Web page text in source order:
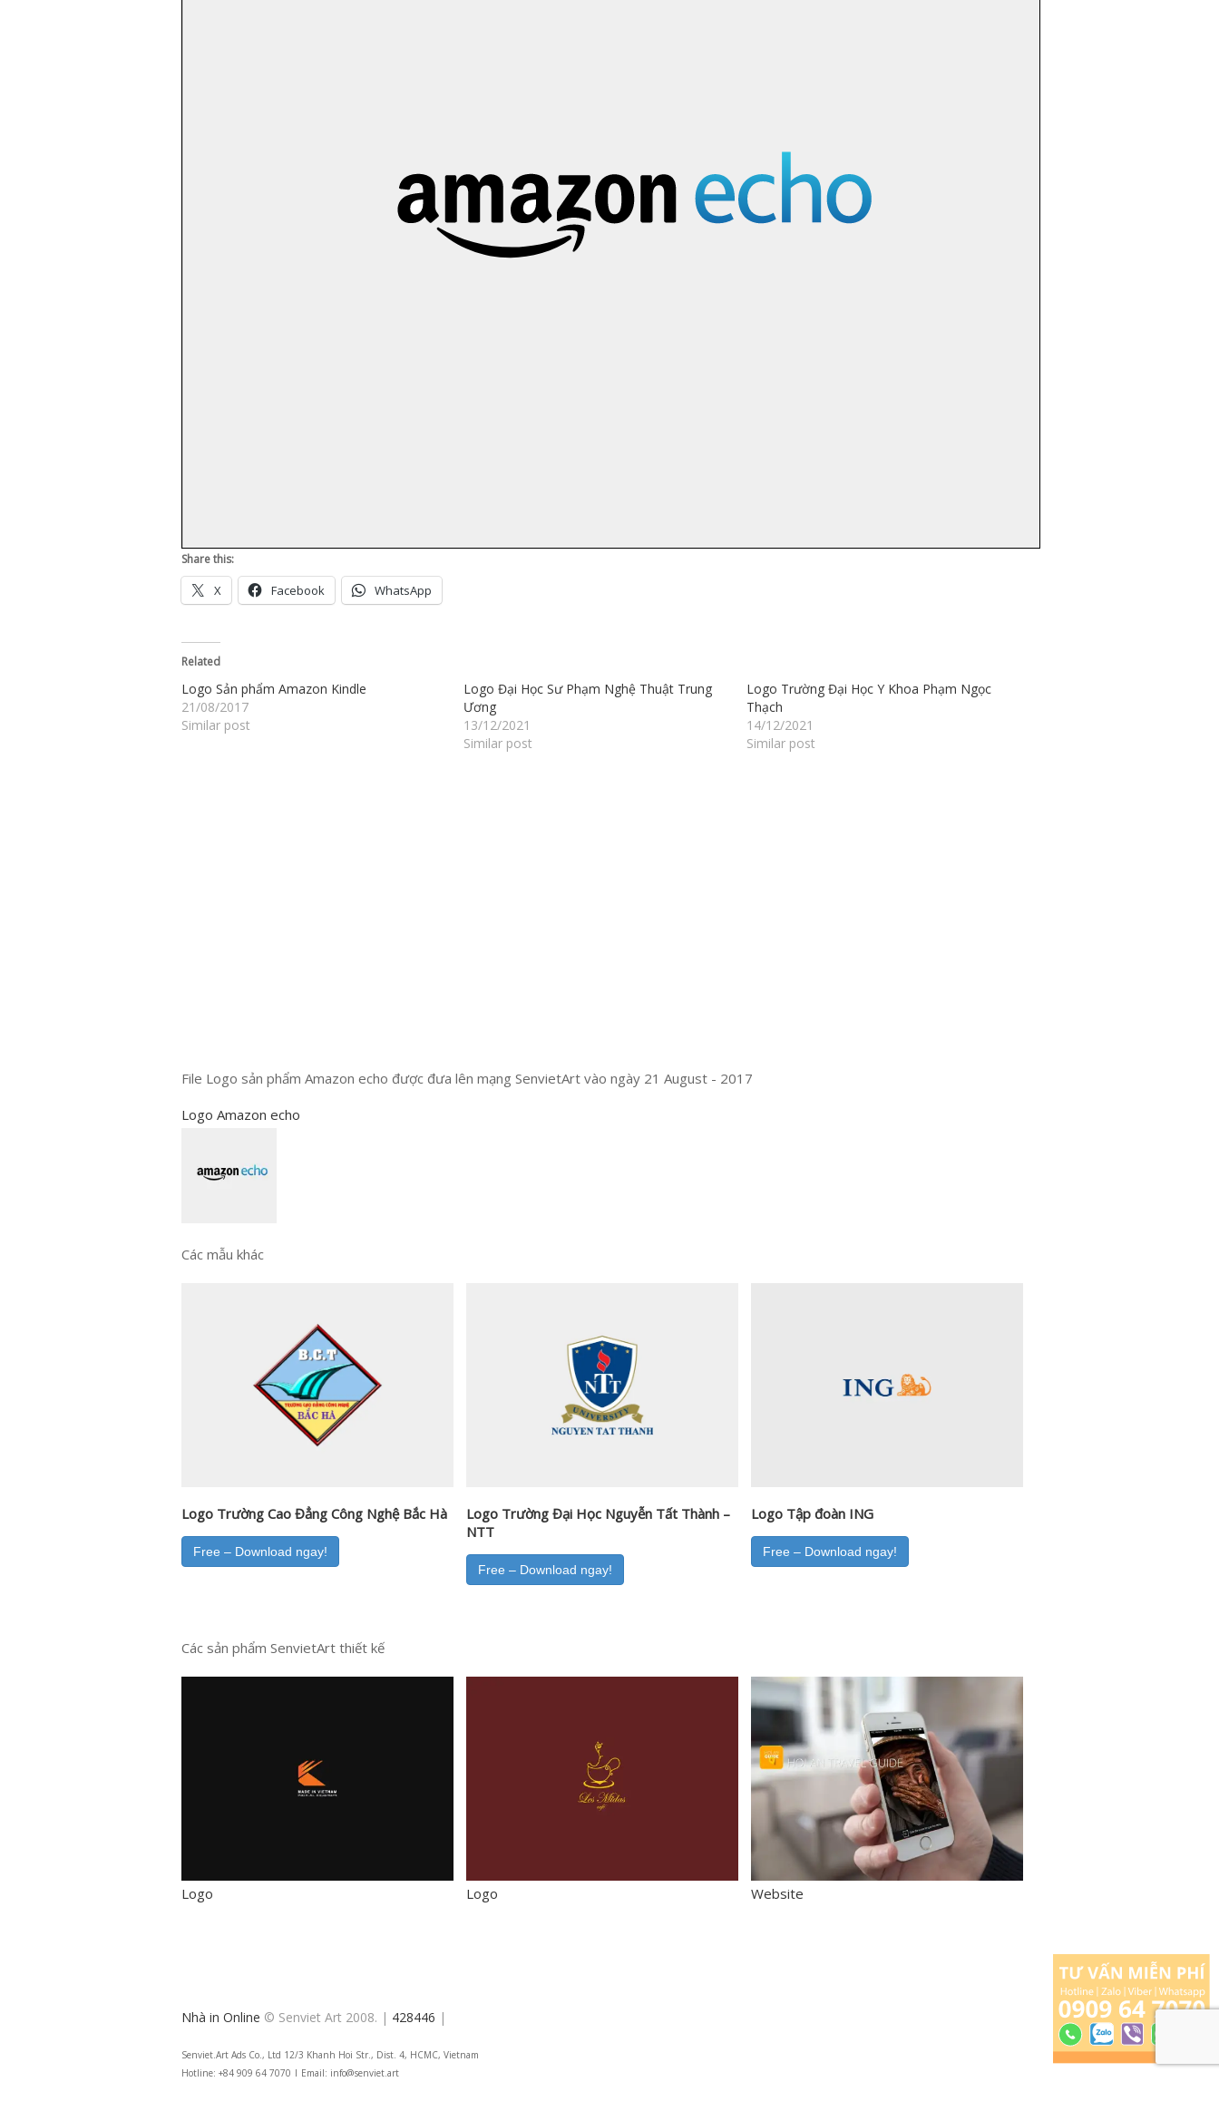
Share this:
X Facebook WhatsApp
Related
Logo Sản phẩm Amazon Kindle
21/08/2017
Similar post
Logo Đại Học Sư Phạm Nghệ Thuật Trung
Ương
13/12/2021
Similar post
Logo Trường Đại Học Y Khoa Phạm Ngọc
Thạch
14/12/2021
Similar post
File Logo sản phẩm Amazon echo được đưa lên mạng SenvietArt vào ngày 21 August - 2017
Logo Amazon echo
Các mẫu khác
Logo Trường Cao Đẳng Công Nghệ Bắc Hà
Free – Download ngay!
Logo Trường Đại Học Nguyễn Tất Thành –
NTT
Free – Download ngay!
Logo Tập đoàn ING
Free – Download ngay!
Các sản phẩm SenvietArt thiết kế
Logo Logo Website
Nhà in Online © Senviet Art 2008. | 428446 |
Senviet.Art Ads Co., Ltd 12/3 Khanh Hoi Str., Dist. 4, HCMC, Vietnam
Hotline: +84 909 64 7070 | Email: info@senviet.art